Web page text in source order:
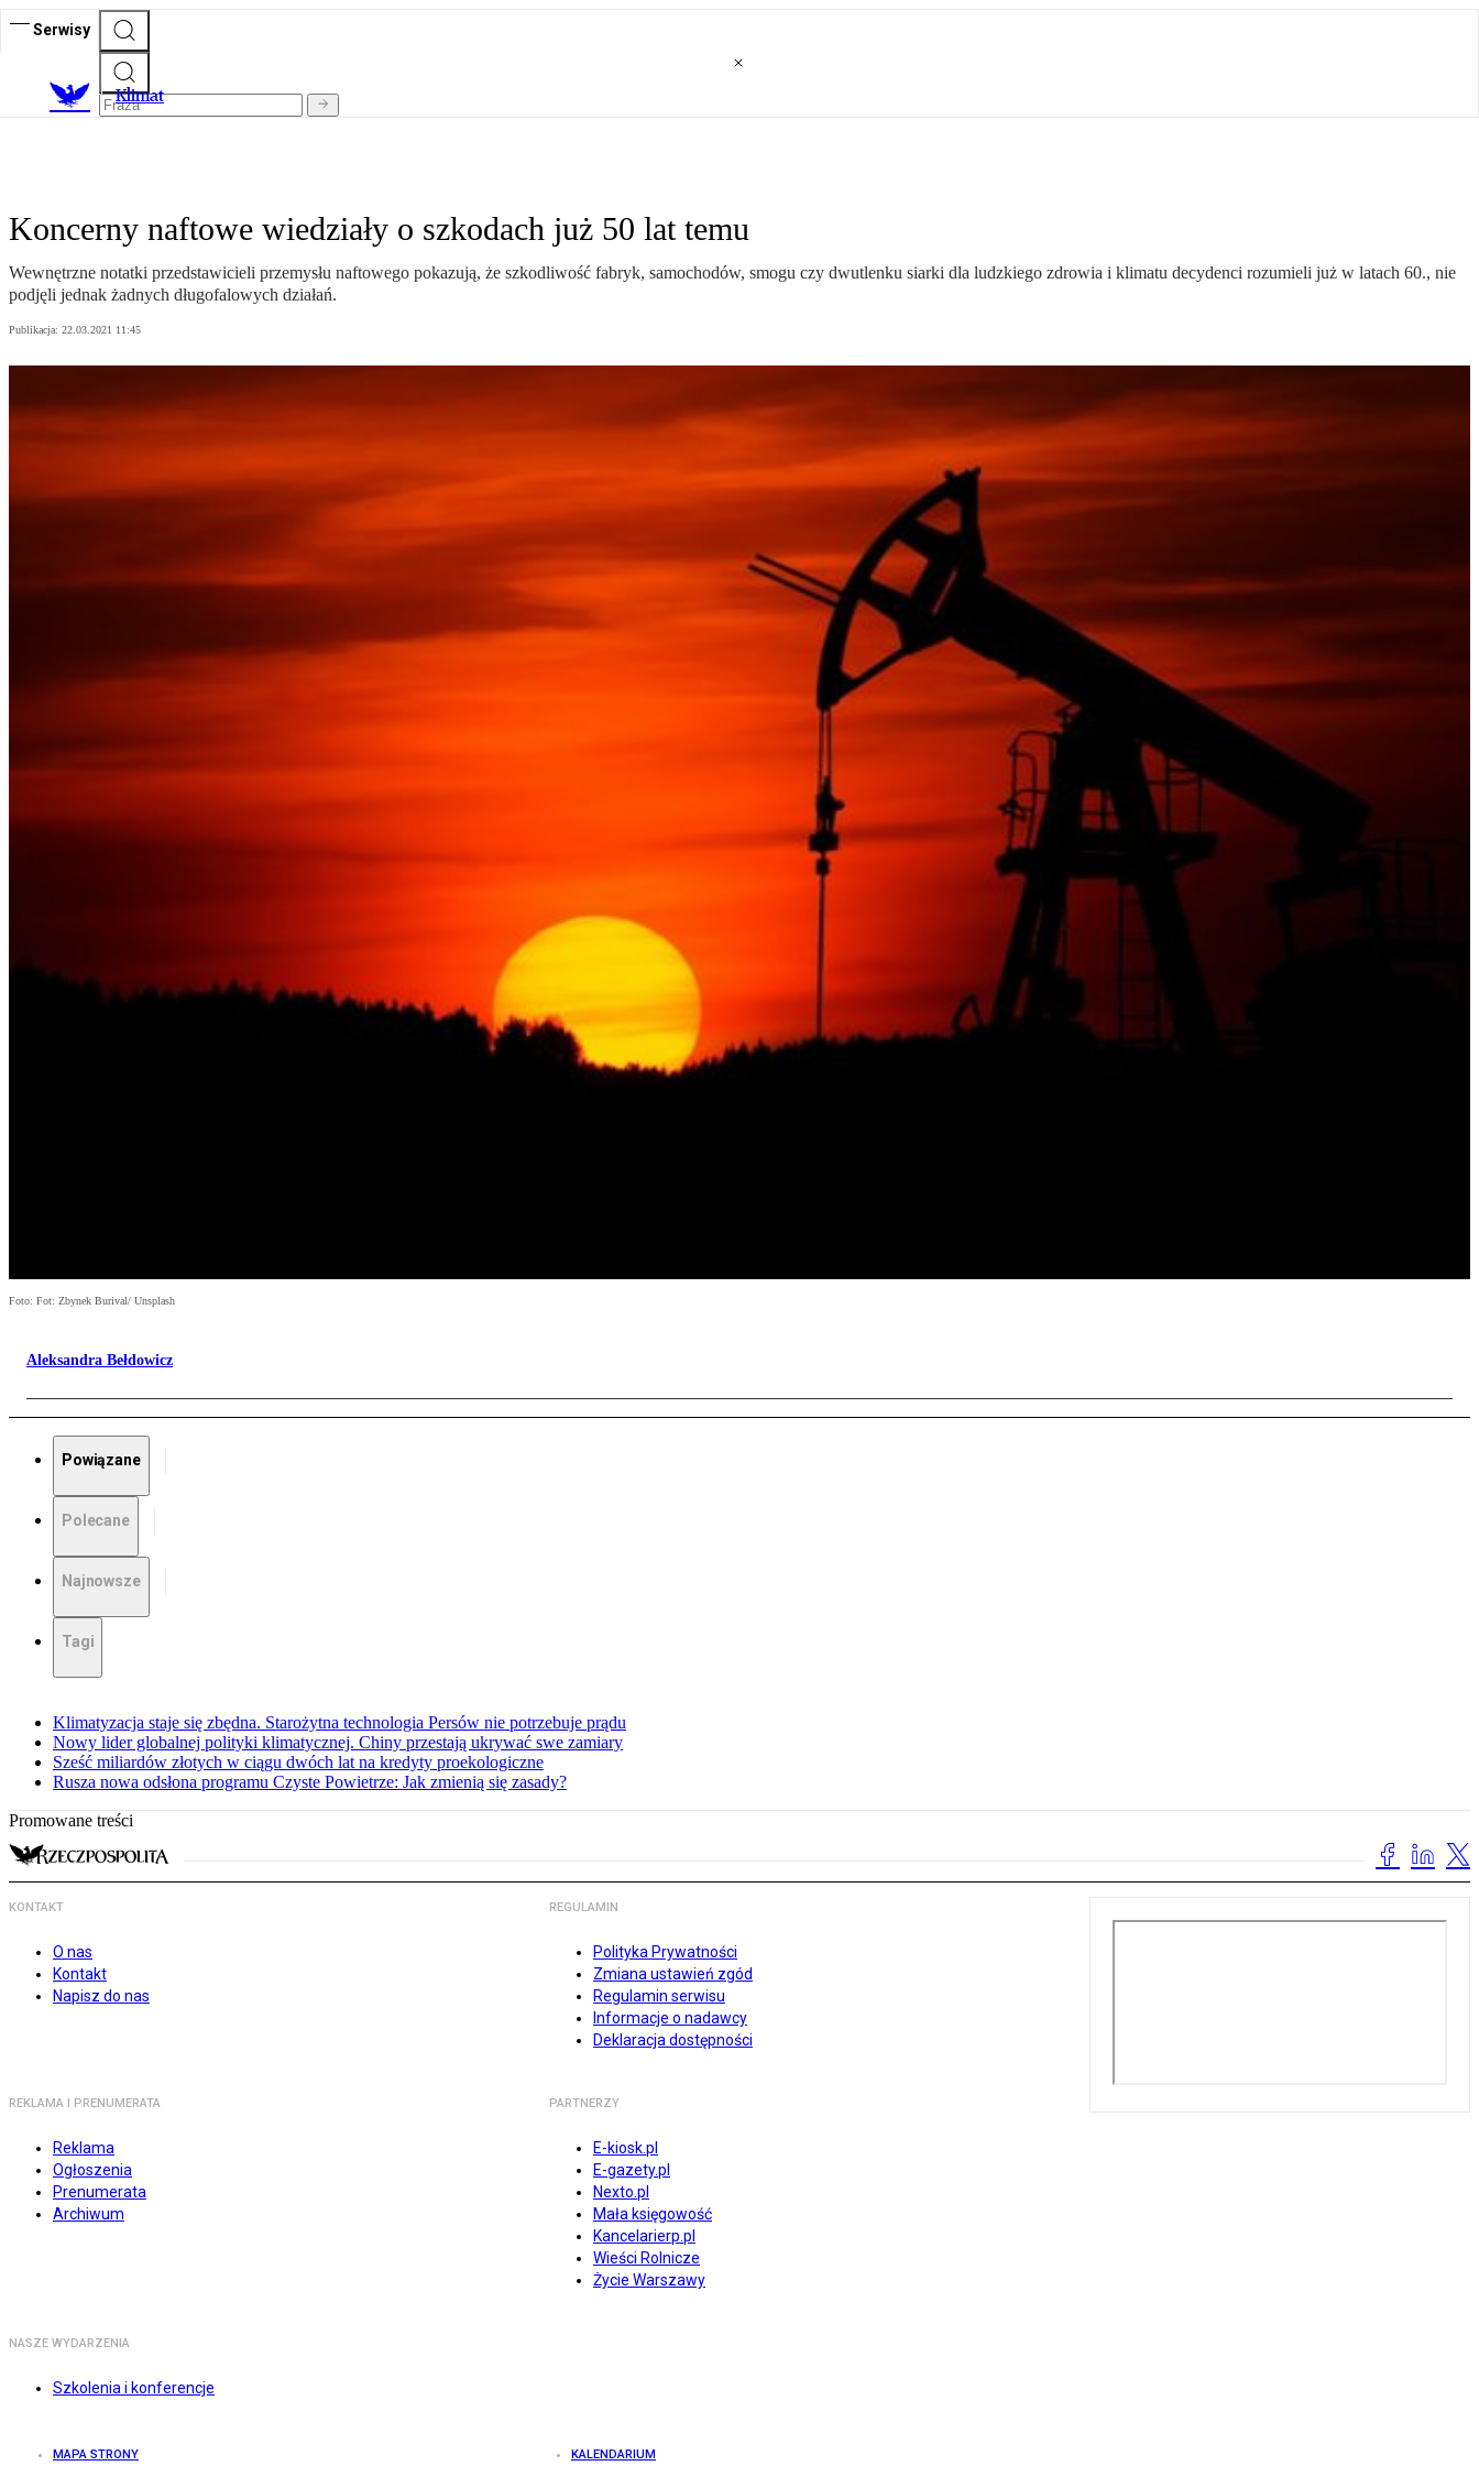
Serwisy
Klimat
Koncerny naftowe wiedziały o szkodach już 50 lat temu
Wewnętrzne notatki przedstawicieli przemysłu naftowego pokazują, że szkodliwość fabryk, samochodów, smogu czy dwutlenku siarki dla ludzkiego zdrowia i klimatu decydenci rozumieli już w latach 60., nie
podjęli jednak żadnych długofalowych działań.
Publikacja: 22.03.2021 11:45
Foto: Fot: Zbynek Burival/ Unsplash
Aleksandra Bełdowicz
Powiązane
Polecane
Najnowsze
Tagi
Klimatyzacja staje się zbędna. Starożytna technologia Persów nie potrzebuje prądu
Nowy lider globalnej polityki klimatycznej. Chiny przestają ukrywać swe zamiary
Sześć miliardów złotych w ciągu dwóch lat na kredyty proekologiczne
Rusza nowa odsłona programu Czyste Powietrze: Jak zmienią się zasady?
Promowane treści
KONTAKT
O nas
Kontakt
Napisz do nas
REGULAMIN
Polityka Prywatności
Zmiana ustawień zgód
Regulamin serwisu
Informacje o nadawcy
Deklaracja dostępności
REKLAMA I PRENUMERATA
Reklama
Ogłoszenia
Prenumerata
Archiwum
PARTNERZY
E-kiosk.pl
E-gazety.pl
Nexto.pl
Mała księgowość
Kancelarierp.pl
Wieści Rolnicze
Życie Warszawy
NASZE WYDARZENIA
Szkolenia i konferencje
MAPA STRONY KALENDARIUM